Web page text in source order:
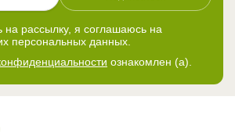
на рассылку, я соглашаюсь на
персональных данных.
ознакомлен (а).